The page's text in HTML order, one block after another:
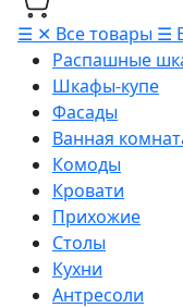
☰ ✕ Все товары ☰
Распашные
Шкафы-купе
Фасады
Ванная
Комоды
Кровати
Прихожие
Столы
Кухни
Антресоли